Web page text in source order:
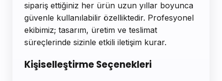
sipariş ettiğiniz her ürün uzun yıllar boyunca
güvenle kullanılabilir özelliktedir. Profesyonel
ekibimiz; tasarım, üretim ve teslimat
süreçlerinde sizinle etkili iletişim kurar.
Kişiselleştirme Seçenekleri